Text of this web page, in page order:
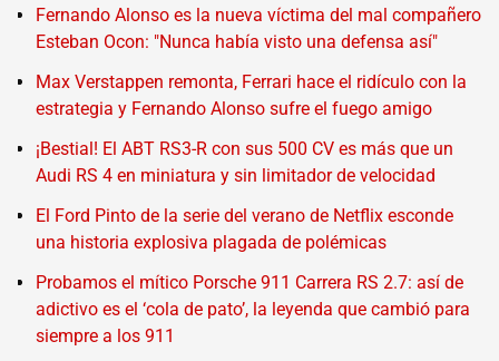
Fernando Alonso es la nueva víctima del mal compañero
Esteban Ocon: "Nunca había visto una defensa así"
Max Verstappen remonta, Ferrari hace el ridículo con la
estrategia y Fernando Alonso sufre el fuego amigo
¡Bestial! El ABT RS3-R con sus 500 CV es más que un
Audi RS 4 en miniatura y sin limitador de velocidad
El Ford Pinto de la serie del verano de Netflix esconde
una historia explosiva plagada de polémicas
Probamos el mítico Porsche 911 Carrera RS 2.7: así de
adictivo es el ‘cola de pato’, la leyenda que cambió para
siempre a los 911